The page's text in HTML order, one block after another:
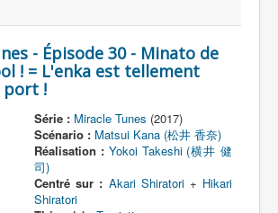
- Épisode 30 - Minato de
! = L'enka est tellement
port !
Série : Miracle Tunes (2017)
Scénario : Matsui Kana (松井 香奈)
Réalisation : Yokoi Takeshi (横井 健
司)
Centré sur : Akari Shiratori+ Hikari
Shiratori